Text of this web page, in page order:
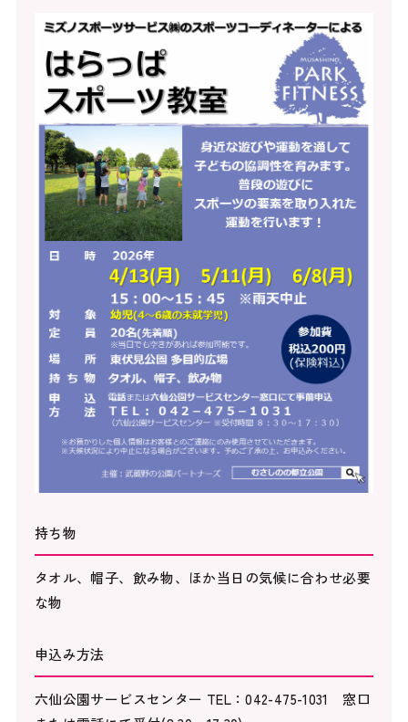
持ち物
タオル、帽子、飲み物、ほか当日の気候に合わせ必要
な物
申込み方法
六仙公園サービスセンター TEL：042-475-1031 窓口